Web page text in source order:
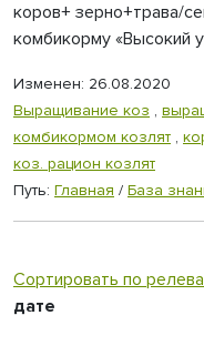
коров+ зерно+трава/
комбикорму «Высокий
Изменен: 26.08.2020
Выращивание коз ,
комбикормом козлят ,
коз. рацион козлят
Путь: Главная / База
Сортировать по
дате